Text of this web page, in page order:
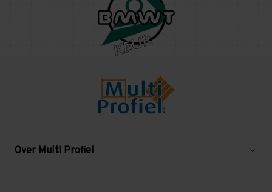
Over Multi Profiel